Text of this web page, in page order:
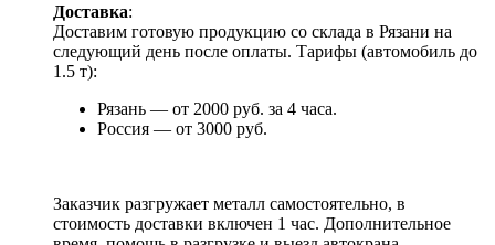
Доставка:
Доставим готовую продукцию со склада в Рязани на
следующий день после оплаты. Тарифы (автомобиль до
1.5 т):
Рязань — от 2000 руб. за 4 часа.
Россия — от 3000 руб.
Заказчик разгружает металл самостоятельно, в
стоимость доставки включен 1 час. Дополнительное